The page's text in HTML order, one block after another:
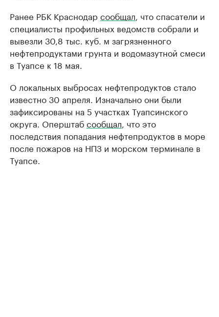
Ранее РБК Краснодар сообщал , что спасатели и
специалисты профильных ведомств собрали и
вывезли 30,8 тыс. куб. м загрязненного
нефтепродуктами грунта и водомазутной смеси
в Туапсе к 18 мая.
О локальных выбросах нефтепродуктов стало
известно 30 апреля. Изначально они были
зафиксированы на 5 участках Туапсинского
округа. Оперштабсообщал , что это
последствия попадания нефтепродуктов в море
после пожаров на НПЗ и морском терминале в
Туапсе.